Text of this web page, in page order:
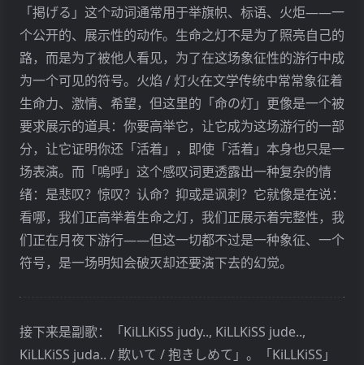
「掲げる」这个动词通常用于举旗帜、标语、火炬——一
个公开的、展示性的动作。生命之灯不是为了照亮自己的
路，而是为了被他人看见，为了在这场象征性的游行中成
为一个可见的符号。火焰 / 灯火在文学传统中常常象征着
生命力、激情、希望，但这里的「命の灯」更像是一个被
要求展示的道具：你要高举它，让它成为这场游行的一部
分，让它证明你还「活着」，即使「活着」本身也只是一
场表演。而「嗚呼」这个感叹词更透露出一种复杂的情
绪：是悲叹？惊叹？认命？抑或是讽刺？它就像是在说：
看哪，我们正高举着生命之灯，我们正展示着完整性，我
们正在月夜下游行——但这一切都不过是一种象征、一个
符号，是一场明知会破灭却还要演下去的幻觉。
接下来是副歌：「KiLLKiSS judy.., KiLLKiSS jude..,
KiLLKiSS juda.. / 欺いて / 抱きしめて」。「KiLLKiSS」